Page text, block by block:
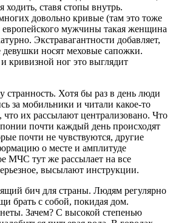
ходить, ставя стопы внутрь.
довольно кривые (там это тоже
мужчины такая женщина
Экстравагантности добавляет,
девушки носят меховые сапожки.
кривизной ног это выглядит
странность. Хотя бы раз в день люди
за мобильники и читали какое-то
их рассылают централизовано. Что
почти каждый день происходят
почти не чувствуются, другие
о месте и амплитуде
МЧС тут же рассылает на все
высылают инструкции.
бич для страны. Людям регулярно
брать с собой, покидая дом.
Зачем? С высокой степенью